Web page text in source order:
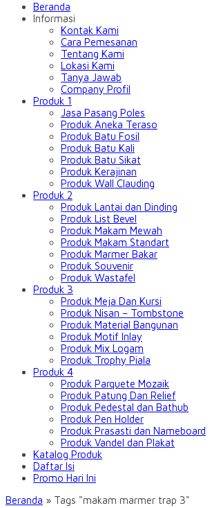
Beranda
Informasi
Kontak Kami
Cara Pemesanan
Tentang Kami
Lokasi Kami
Tanya Jawab
Company Profil
Produk 1
Jasa Pasang Poles
Produk Aneka Teraso
Produk Batu Fosil
Produk Batu Kali
Produk Batu Sikat
Produk Kerajinan
Produk Wall Clauding
Produk 2
Produk Lantai dan Dinding
Produk List Bevel
Produk Makam Mewah
Produk Makam Standart
Produk Marmer Bakar
Produk Souvenir
Produk Wastafel
Produk 3
Produk Meja Dan Kursi
Produk Nisan – Tombstone
Produk Material Bangunan
Produk Motif Inlay
Produk Mix Logam
Produk Trophy Piala
Produk 4
Produk Parquete Mozaik
Produk Patung Dan Relief
Produk Pedestal dan Bathub
Produk Pen Holder
Produk Prasasti dan Nameboard
Produk Vandel dan Plakat
Katalog Produk
Daftar Isi
Promo Hari Ini
Beranda » Tags "makam marmer trap 3"